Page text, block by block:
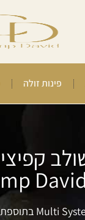
פינות זולה